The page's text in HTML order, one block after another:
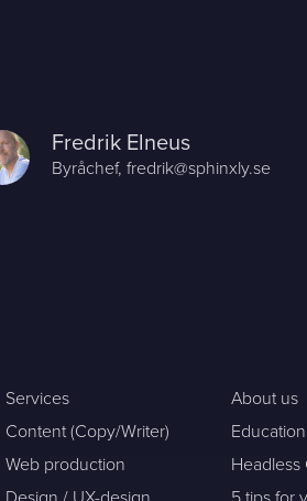
Us / Contact
at Sphinxly
/ Practical
Fredrik Elneus
Byråchef,fredrik@sphinxly.se
Services
Content (Copy/Writer)
Web production
About us
Education
Headless